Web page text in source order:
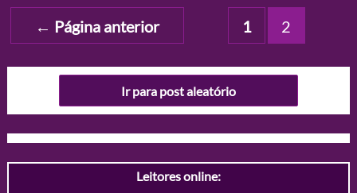
Paginação
posts
← Página anterior 1 2
Ir para post aleatório
Leitores online: